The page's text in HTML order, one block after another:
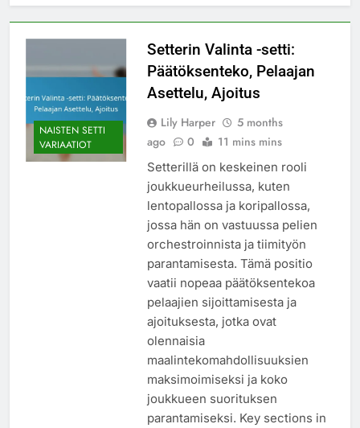
NAISTEN SETTI
VARIAATIOT
Setterin Valinta -setti:
Päätöksenteko, Pelaajan
Asettelu, Ajoitus
Lily Harper
5 months
ago
0 11 mins mins
Setterillä on keskeinen rooli
joukkueurheilussa, kuten
lentopallossa ja koripallossa,
jossa hän on vastuussa pelien
orchestroinnista ja tiimityön
parantamisesta. Tämä positio
vaatii nopeaa päätöksentekoa
pelaajien sijoittamisesta ja
ajoituksesta, jotka ovat
olennaisia
maalintekomahdollisuuksien
maksimoimiseksi ja koko
joukkueen suorituksen
parantamiseksi. Key sections in